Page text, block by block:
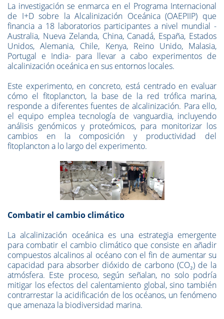
La investigación se enmarca en el Programa Internacional
de I+D sobre la Alcalinización Oceánica (OAEPIIP) que
financia a 18 laboratorios participantes a nivel mundial -
Australia, Nueva Zelanda, China, Canadá, España, Estados
Unidos, Alemania, Chile, Kenya, Reino Unido, Malasia,
Portugal e India- para llevar a cabo experimentos de
alcalinización oceánica en sus entornos locales.
Este experimento, en concreto, está centrado en evaluar
cómo el fitoplancton, la base de la red trófica marina,
responde a diferentes fuentes de alcalinización. Para ello,
el equipo emplea tecnología de vanguardia, incluyendo
análisis genómicos y proteómicos, para monitorizar los
cambios en la composición y productividad del
fitoplancton a lo largo del experimento.
Combatir el cambio climático
La alcalinización oceánica es una estrategia emergente
para combatir el cambio climático que consiste en añadir
compuestos alcalinos al océano con el fin de aumentar su
capacidad para absorber dióxido de carbono (CO₂) de la
atmósfera. Este proceso, según señalan, no solo podría
mitigar los efectos del calentamiento global, sino también
contrarrestar la acidificación de los océanos, un fenómeno
que amenaza la biodiversidad marina.